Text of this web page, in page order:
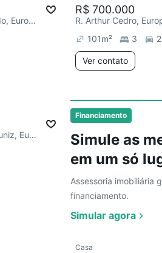
Financiamento
Simule as
em um só
Assessoria imobiliária
financiamento.
Simular agora
R. Nadir Diniz e Silva de Macedo, Europa
R$ 700.000
R. Arthur Cedro,
101m² 3 2
Ver contato
R. Vereador Pedro de Souza Muniz, Europa
Casa